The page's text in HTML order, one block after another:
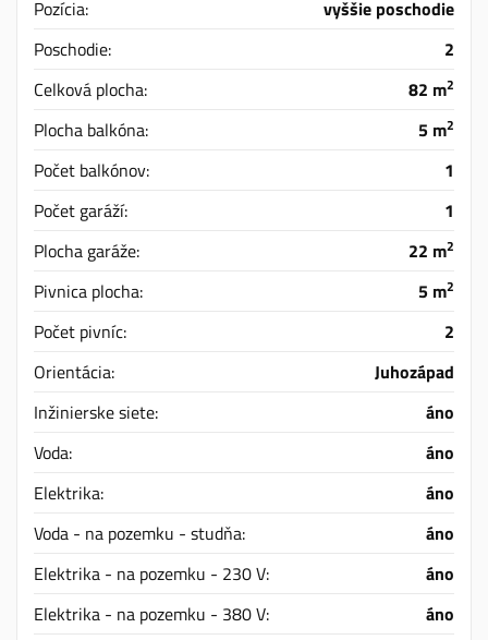
Pozícia:
vyššie poschodie
Poschodie:
2
Celková plocha:
82 m2
Plocha balkóna: 5 m2
Počet balkónov:
1
Počet garáží:
1
Plocha garáže:
22 m2
Pivnica plocha: 5 m2
Počet pivníc:
2
Orientácia:
Juhozápad
Inžinierske siete:
áno
Voda:
áno
Elektrika:
áno
Voda - na pozemku - studňa:
áno
Elektrika - na pozemku - 230 V:
áno
Elektrika - na pozemku - 380 V:
áno